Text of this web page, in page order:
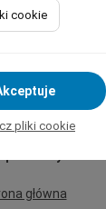
Mogilany
główna
cookie
pliki cookie